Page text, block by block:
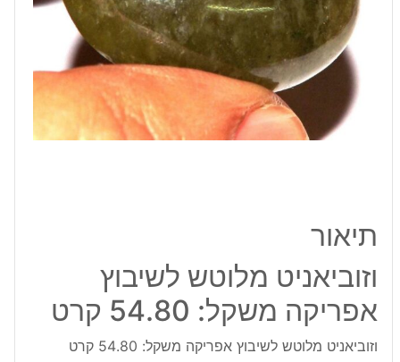
תיאור
וזוביאניט מלוטש לשיבוץ
אפריקה משקל: 54.80 קרט
וזוביאניט מלוטש לשיבוץ אפריקה משקל: 54.80 קרט